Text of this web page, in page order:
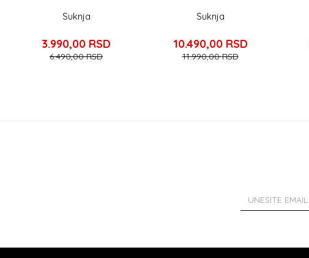
Suknja
3.990,00 RSD
6.490,00RSD
Suknja
10.490,00 RSD
11.990,00RSD